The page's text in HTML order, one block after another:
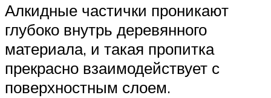
Алкидные частички проникают
глубоко внутрь деревянного
материала, и такая пропитка
прекрасно взаимодействует с
поверхностным слоем.